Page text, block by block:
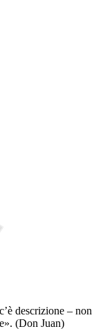
descrizione – non
(Don Juan)